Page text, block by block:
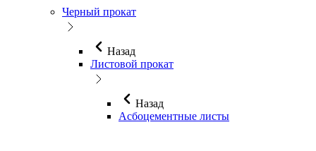
Черный прокат
Назад
Листовой прокат
Назад
Асбоцементные листы